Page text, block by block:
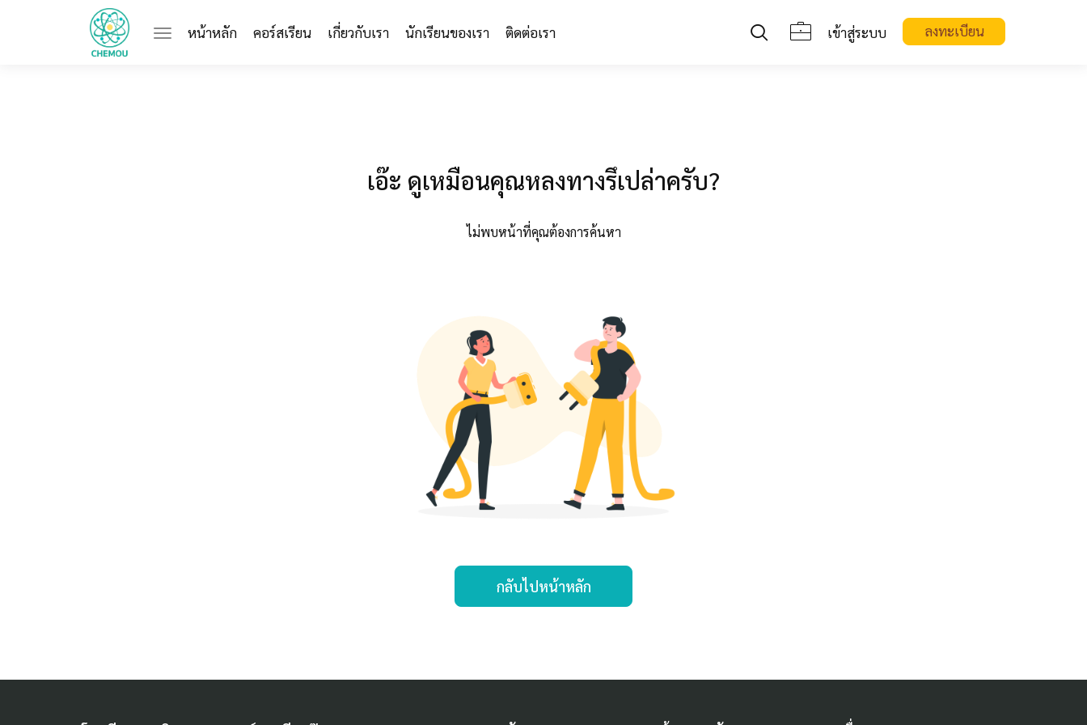
หน้าหลัก(current)
คอร์สเรียน เกี่ยวกับเรา นักเรียนของเรา ติดต่อเรา เข้าสู่ระบบ ลงทะเบียน
เอ๊ะ ดูเหมือนคุณหลงทางรึเปล่าครับ?
ไม่พบหน้าที่คุณต้องการค้นหา
กลับไปหน้าหลัก